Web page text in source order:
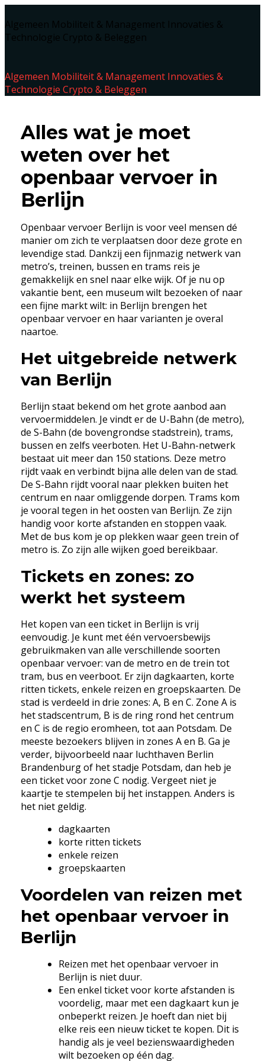
Algemeen Mobiliteit & Management Innovaties &
Technologie Crypto & Beleggen
Algemeen Mobiliteit & Management Innovaties &
Technologie Crypto & Beleggen
Alles wat je moet
weten over het
openbaar vervoer in
Berlijn
Openbaar vervoer Berlijn is voor veel mensen dé
manier om zich te verplaatsen door deze grote en
levendige stad. Dankzij een fijnmazig netwerk van
metro’s, treinen, bussen en trams reis je
gemakkelijk en snel naar elke wijk. Of je nu op
vakantie bent, een museum wilt bezoeken of naar
een fijne markt wilt: in Berlijn brengen het
openbaar vervoer en haar varianten je overal
naartoe.
Het uitgebreide netwerk
van Berlijn
Berlijn staat bekend om het grote aanbod aan
vervoermiddelen. Je vindt er de U-Bahn (de metro),
de S-Bahn (de bovengrondse stadstrein), trams,
bussen en zelfs veerboten. Het U-Bahn-netwerk
bestaat uit meer dan 150 stations. Deze metro
rijdt vaak en verbindt bijna alle delen van de stad.
De S-Bahn rijdt vooral naar plekken buiten het
centrum en naar omliggende dorpen. Trams kom
je vooral tegen in het oosten van Berlijn. Ze zijn
handig voor korte afstanden en stoppen vaak.
Met de bus kom je op plekken waar geen trein of
metro is. Zo zijn alle wijken goed bereikbaar.
Tickets en zones: zo
werkt het systeem
Het kopen van een ticket in Berlijn is vrij
eenvoudig. Je kunt met één vervoersbewijs
gebruikmaken van alle verschillende soorten
openbaar vervoer: van de metro en de trein tot
tram, bus en veerboot. Er zijn dagkaarten, korte
ritten tickets, enkele reizen en groepskaarten. De
stad is verdeeld in drie zones: A, B en C. Zone A is
het stadscentrum, B is de ring rond het centrum
en C is de regio eromheen, tot aan Potsdam. De
meeste bezoekers blijven in zones A en B. Ga je
verder, bijvoorbeeld naar luchthaven Berlin
Brandenburg of het stadje Potsdam, dan heb je
een ticket voor zone C nodig. Vergeet niet je
kaartje te stempelen bij het instappen. Anders is
het niet geldig.
dagkaarten
korte ritten tickets
enkele reizen
groepskaarten
Voordelen van reizen met
het openbaar vervoer in
Berlijn
Reizen met het openbaar vervoer in
Berlijn is niet duur.
Een enkel ticket voor korte afstanden is
voordelig, maar met een dagkaart kun je
onbeperkt reizen. Je hoeft dan niet bij
elke reis een nieuw ticket te kopen. Dit is
handig als je veel bezienswaardigheden
wilt bezoeken op één dag.